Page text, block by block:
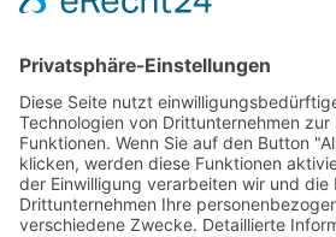
© 2026 Das AgenturHaus GmbH
info@das-agenturhaus.de
+49 (0) 451 89906-0